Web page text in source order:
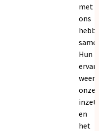
met
ons
Hun
onze
inzet
en
het